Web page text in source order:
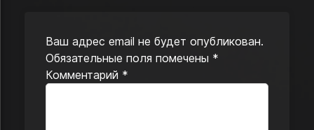
Ваш адрес email не будет опубликован.
Обязательные поля помечены *
Комментарий *